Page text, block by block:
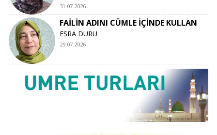
31.07.2026
FAİLİN ADINI CÜMLE İÇİNDE KULLAN
ESRA DURU
29.07.2026